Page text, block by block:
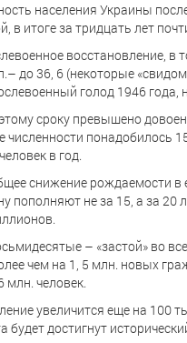
населения Украины
в итоге за тридцать лет
восстановление, в
до 36, 6 (некоторые
голод 1946 года,
сроку превышено
численности понадобилось
в год.
снижение рождаемости в
пополняют не за 15, а за
– «застой» во
чем на 1, 5 млн. новых
млн. человек.
увеличится еще на 100
будет достигнут